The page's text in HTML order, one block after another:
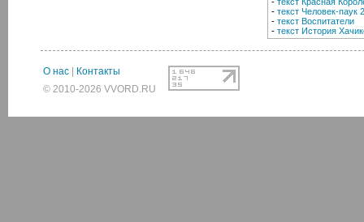
- текст Человек-паук 2
- текст Воспитатели
- текст История
О нас
Контакты
© 2010-2026 VVORD.RU